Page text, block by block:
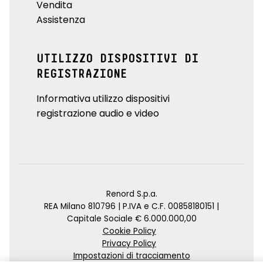
Vendita
Assistenza
UTILIZZO DISPOSITIVI DI
REGISTRAZIONE
Informativa utilizzo dispositivi
registrazione audio e video
Renord S.p.a.
REA Milano 810796 | P.IVA e C.F. 00858180151 |
Capitale Sociale € 6.000.000,00
Cookie Policy
Privacy Policy
Impostazioni di tracciamento